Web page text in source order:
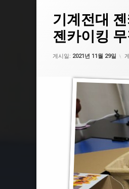
기계전대
젠카이킹
게시일: 2021년 11월 29일
#전력전개
#젠카이쥬란
#젠카이가온